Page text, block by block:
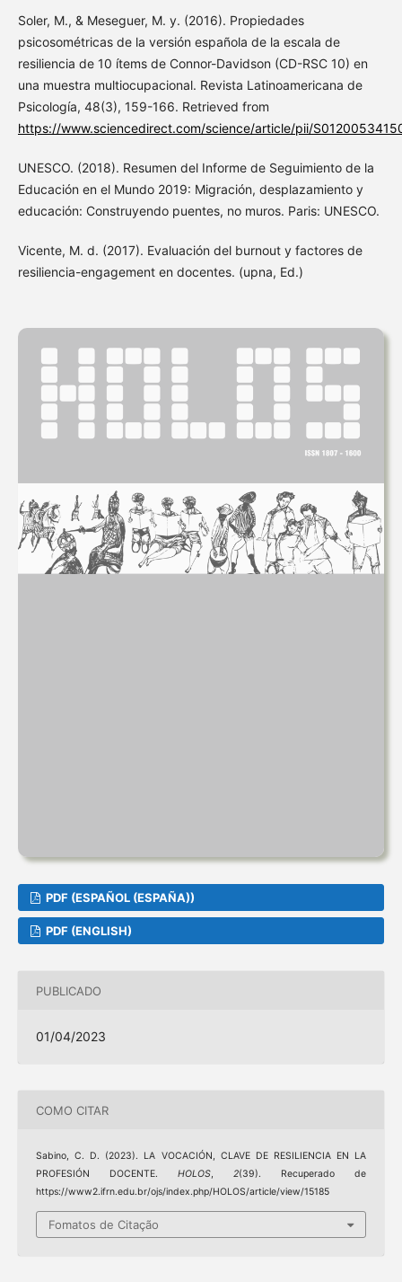
Soler, M., & Meseguer, M. y. (2016). Propiedades
psicosométricas de la versión española de la escala de
resiliencia de 10 ítems de Connor-Davidson (CD-RSC 10) en
una muestra multiocupacional. Revista Latinoamericana de
Psicología, 48(3), 159-166. Retrieved from
https://www.sciencedirect.com/science/article/pii/
UNESCO. (2018). Resumen del Informe de Seguimiento de la
Educación en el Mundo 2019: Migración, desplazamiento y
educación: Construyendo puentes, no muros. Paris: UNESCO.
Vicente, M. d. (2017). Evaluación del burnout y factores de
resiliencia-engagement en docentes. (upna, Ed.)
PDF (ESPAÑOL (ESPAÑA))
PDF (ENGLISH)
PUBLICADO
01/04/2023
COMO CITAR
Sabino, C. D. (2023). LA VOCACIÓN, CLAVE DE RESILIENCIA EN LA
PROFESIÓN DOCENTE. HOLOS,2(39). Recuperado de
https://www2.ifrn.edu.br/ojs/index.php/HOLOS/article/view/15185
Fomatos de Citação